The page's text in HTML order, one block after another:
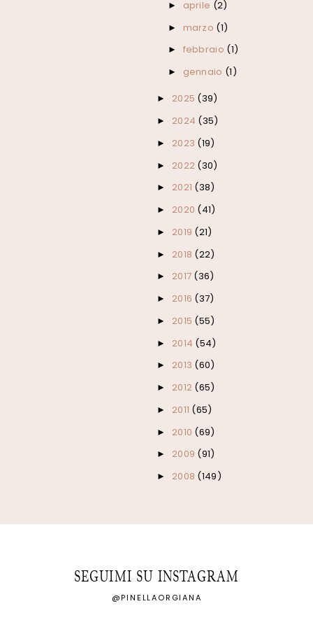
► aprile (2)
► marzo (1)
► febbraio (1)
► gennaio (1)
► 2025 (39)
► 2024 (35)
► 2023 (19)
► 2022 (30)
► 2021 (38)
► 2020 (41)
► 2019 (21)
► 2018 (22)
► 2017 (36)
► 2016 (37)
► 2015 (55)
► 2014 (54)
► 2013 (60)
► 2012 (65)
► 2011 (65)
► 2010 (69)
► 2009 (91)
► 2008 (149)
SEGUIMI SU INSTAGRAM
@PINELLAORGIANA